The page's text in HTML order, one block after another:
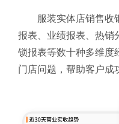
服装实体店销售收
报表、业绩报表、热销
锁报表等数十种多维度
门店问题，帮助客户成